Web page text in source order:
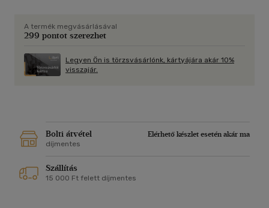
csapdát."
Szívszorító csapda Korpa Tamás érzékeny és merész
másodmagával, elvonul utánad".
A termék megvásárlásával
299 pontot szerezhet
Legyen Ön is törzsvásárlónk, kártyájára akár 10%
visszajár.
Bolti átvétel
Elérhető készlet esetén akár ma
díjmentes
Szállítás
15 000 Ft felett díjmentes